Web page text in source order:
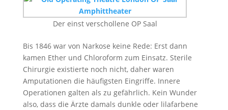
Der einst verschollene OP Saal
Bis 1846 war von Narkose keine Rede: Erst dann
kamen Ether und Chloroform zum Einsatz. Sterile
Chirurgie existierte noch nicht, daher waren
Amputationen die häufigsten Eingriffe. Innere
Operationen galten als zu gefährlich. Kein Wunder
also, dass die Ärzte damals dunkle oder lilafarbene